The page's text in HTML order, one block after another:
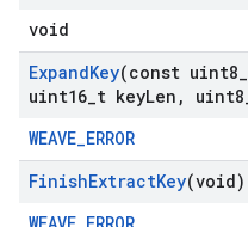
void
ExpandKey(const uint8
uint16 t keyLen , uint8
WEAVE_ERROR
FinishExtractKey(void)